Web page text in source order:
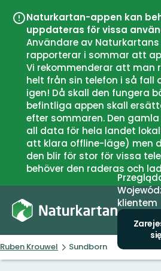
Naturkartan-appen kan
uppdateras för vissa
Användare av
rapporterar i sommar att
Vi rekommenderar att man
helt från sin telefon i så fall
igen! Då skall den fungera
befintliga appen skall
efter sommaren. Den
all data för hela landet
att klara offline-läge) men
den blir för stor för vissa
behöver den raderas och
klientem
Ruben Krouwel Sundborn